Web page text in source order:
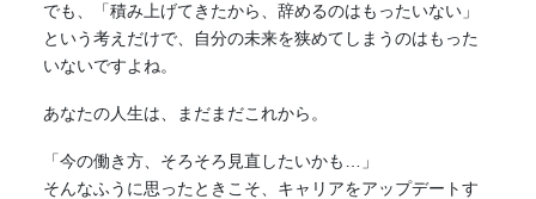
でも、「積み上げてきたから、辞めるのはもったいない」
という考えだけで、自分の未来を狭めてしまうのはもった
いないですよね。
あなたの人生は、まだまだこれから。
「今の働き方、そろそろ見直したいかも…」
そんなふうに思ったときこそ、キャリアをアップデートす